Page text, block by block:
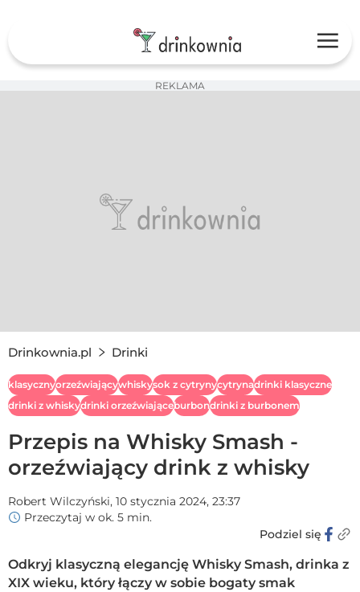
REKLAMA
Drinkownia.pl Drinki
klasycznyorzeźwiającywhiskysok z cytrynycytrynadrinki klasyczne
drinki z whiskydrinki orzeźwiająceburbondrinki z burbonem
Przepis na Whisky Smash -
orzeźwiający drink z whisky
Robert Wilczyński, 10 stycznia 2024, 23:37
Przeczytaj w ok. 5 min.
Podziel się
Odkryj klasyczną elegancję Whisky Smash, drinka z
XIX wieku, który łączy w sobie bogaty smak